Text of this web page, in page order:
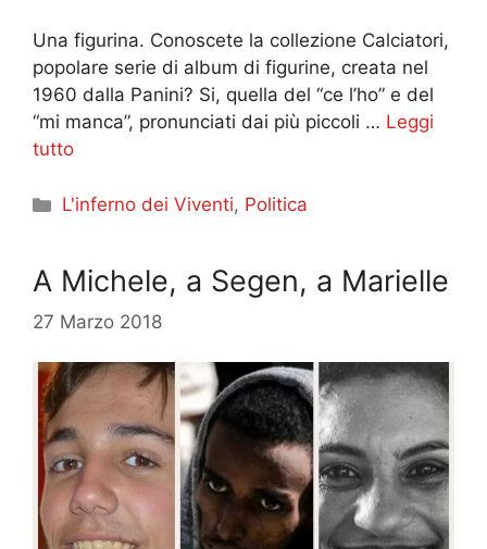
Una figurina. Conoscete la collezione Calciatori,
popolare serie di album di figurine, creata nel
1960 dalla Panini? Si, quella del “ce l’ho” e del
“mi manca”, pronunciati dai più piccoli … Leggi
tutto
Categorie
L'inferno dei Viventi, Politica
A Michele, a Segen, a Marielle
27 Marzo 2018